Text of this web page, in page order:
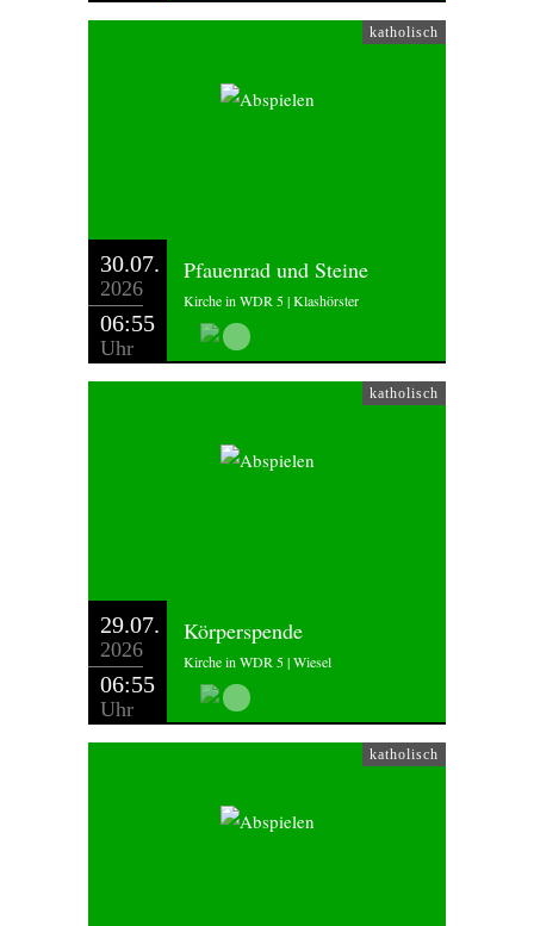
katholisch
30.07.
2026
06:55
Uhr
Pfauenrad und Steine
Kirche in WDR 5 | Klashörster
katholisch
29.07.
2026
06:55
Uhr
Körperspende
Kirche in WDR 5 | Wiesel
katholisch